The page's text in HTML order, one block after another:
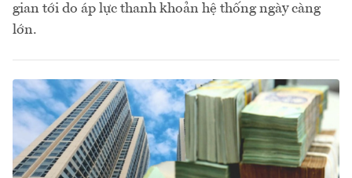
gian tới do áp lực thanh khoản hệ thống ngày càng
lớn.